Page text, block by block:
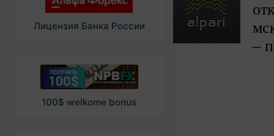
Лицензия Банка России
100$ welkome bonus
–